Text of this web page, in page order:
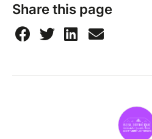
Share this page